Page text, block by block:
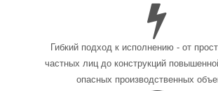
Гибкий подход к исполнению - от
частных лиц до конструкций
опасных производственных